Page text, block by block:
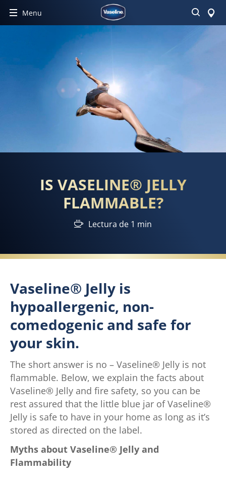
Menu Buscar
IS VASELINE® JELLY
FLAMMABLE?
Lectura de 1 min
Vaseline® Jelly is
hypoallergenic, non-
comedogenic and safe for
your skin.
The short answer is no – Vaseline® Jelly is not
flammable. Below, we explain the facts about
Vaseline® Jelly and fire safety, so you can be
rest assured that the little blue jar of Vaseline®
Jelly is safe to have in your home as long as it’s
stored as directed on the label.
Myths about Vaseline® Jelly and
Flammability